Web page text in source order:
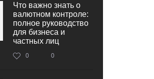
Что важно знать о
валютном контроле:
полное руководство
для бизнеса и
частных лиц
0 0